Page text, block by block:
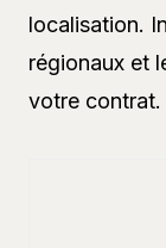
localisation.
régionaux et
votre contrat.